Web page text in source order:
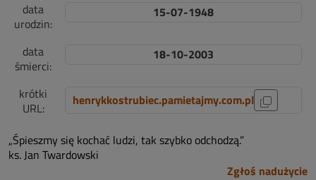
data
urodzin:
15-07-1948
data
śmierci:
18-10-2003
krótki
URL:
henrykkostrubiec.pamietajmy.com.pl
„Śpieszmy się kochać ludzi, tak szybko odchodzą.”
ks. Jan Twardowski
Zgłoś nadużycie